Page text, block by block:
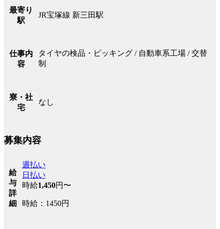
最寄り
駅
JR宝塚線 新三田駅
仕事内
容
タイヤの検品・ピッキング / 自動車系工場 / 交替
制
寮・社
宅
なし
募集内容
給
与
詳
細
週払い
日払い
時給1,450円〜
時給：1450円